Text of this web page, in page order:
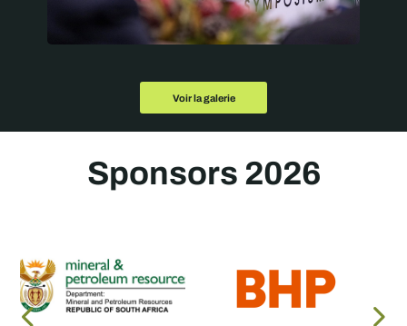
Voir la galerie
Sponsors 2026